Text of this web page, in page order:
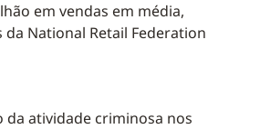
em vendas em média,
National Retail Federation
da atividade criminosa nos